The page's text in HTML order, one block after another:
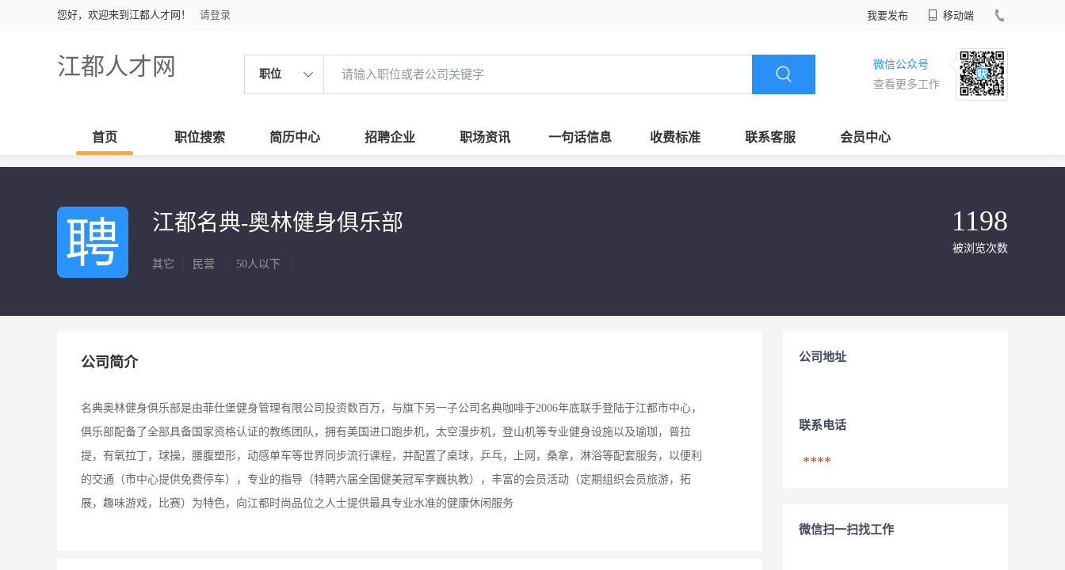
您好，欢迎来到江都人才网！ 请登录 我要发布 移动端
江都人才网 职位
微信公众号
查看更多工作
首页 职位搜索 简历中心 招聘企业 职场资讯 一句话信息 收费标准 联系客服 会员中心
江都名典-奥林健身俱乐部
其它 民营 50人以下
1198
被浏览次数
公司简介
名典奥林健身俱乐部是由菲仕堡健身管理有限公司投资数百万，与旗下另一子公司名典咖啡于2006年底联手登陆于江都市中心，
俱乐部配备了全部具备国家资格认证的教练团队，拥有美国进口跑步机，太空漫步机，登山机等专业健身设施以及瑜珈，普拉
提，有氧拉丁，球操，腰腹塑形，动感单车等世界同步流行课程，并配置了桌球，乒乓，上网，桑拿，淋浴等配套服务，以便利
的交通（市中心提供免费停车），专业的指导（特聘六届全国健美冠军李巍执教），丰富的会员活动（定期组织会员旅游，拓
展，趣味游戏，比赛）为特色，向江都时尚品位之人士提供最具专业水准的健康休闲服务
公司地址
联系电话
****
微信扫一扫找工作